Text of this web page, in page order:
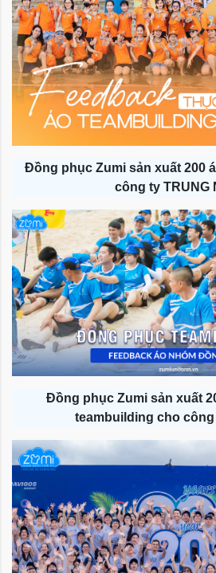
Đồng phục Zumi sản xuất 200
công ty TRUNG
Đồng phục Zumi sản xuất
teambuilding cho